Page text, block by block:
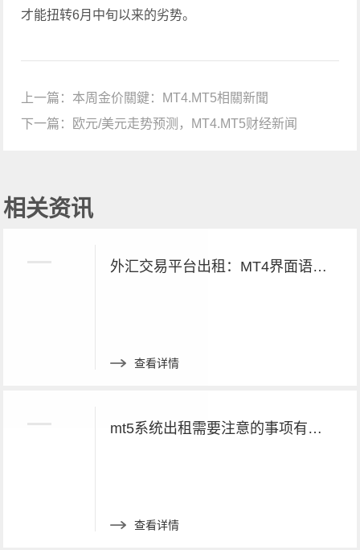
才能扭转6月中旬以来的劣势。
上一篇： 本周金价關鍵：MT4.MT5相關新聞
下一篇： 欧元/美元走势预测，MT4.MT5财经新闻
相关资讯
外汇交易平台出租：MT4界面语言切换方法
查看详情
mt5系统出租需要注意的事项有哪些呢？
查看详情